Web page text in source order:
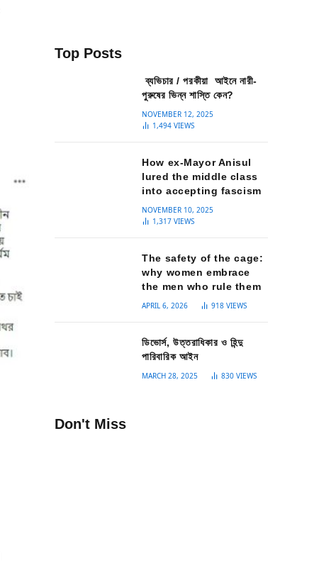
Top Posts
ব্যভিচার / পরকীয়া আইনে নারী-
পুরুষের ভিন্ন শাস্তি কেন?
NOVEMBER 12, 2025
1,494VIEWS
How ex-Mayor Anisul
lured the middle class
into accepting fascism
NOVEMBER 10, 2025
1,317VIEWS
The safety of the cage:
why women embrace
the men who rule them
APRIL 6, 2026 918VIEWS
ডিভোর্স, উত্তরাধিকার ও হিন্দু
পারিবারিক আইন
MARCH 28, 2025 830VIEWS
Don't Miss